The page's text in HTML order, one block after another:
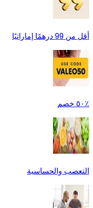
أقل من 99 درهمًا إماراتيًا
٪٥٠ خصم
التعصب والحساسية